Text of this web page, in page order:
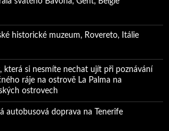
historické muzeum, Rovereto, Itálie
která si nesmíte nechat ujít při poznávání
ráje na ostrově La Palma na
ostrovech
autobusová doprava na Tenerife